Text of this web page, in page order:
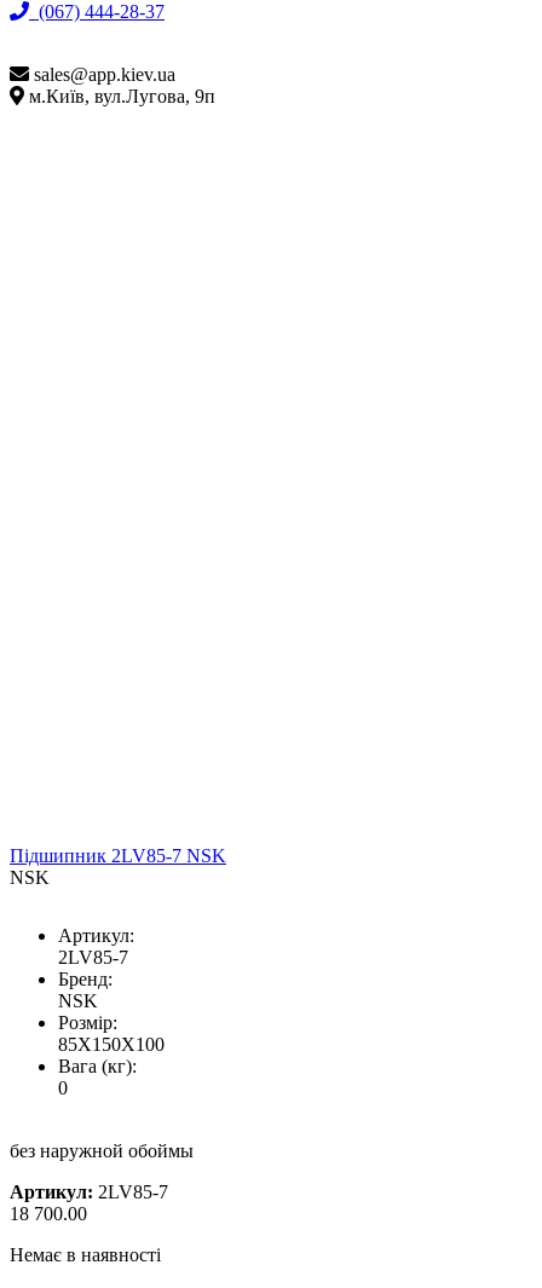
(067) 444-28-37
sales@app.kiev.ua
м.Київ, вул.Лугова, 9п
Підшипник 2LV85-7 NSK
NSK
Артикул:
2LV85-7
Бренд:
NSK
Розмір:
85X150X100
Вага (кг):
0
без наружной обоймы
Артикул: 2LV85-7
18 700.00
Немає в наявності